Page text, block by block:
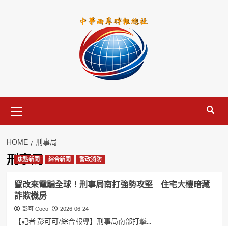
Menu
HOME 刑事局
刑事局
焦點新聞 綜合新聞 警政消防
竄改來電騙全球！刑事局南打強勢攻堅 住宅大樓暗藏
詐欺機房
彭可 Coco 2026-06-24
【記者 彭可可/綜合報導】刑事局南部打擊...